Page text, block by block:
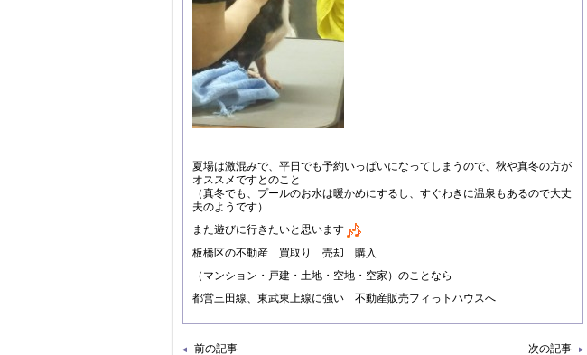
夏場は激混みで、平日でも予約いっぱいになってしまうので、秋や真冬の方が
オススメですとのこと
（真冬でも、プールのお水は暖かめにするし、すぐわきに温泉もあるので大丈
夫のようです）
また遊びに行きたいと思います
板橋区の不動産 買取り 売却 購入
（マンション・戸建・土地・空地・空家）のことなら
都営三田線、東武東上線に強い 不動産販売フィっトハウスへ
前の記事 次の記事